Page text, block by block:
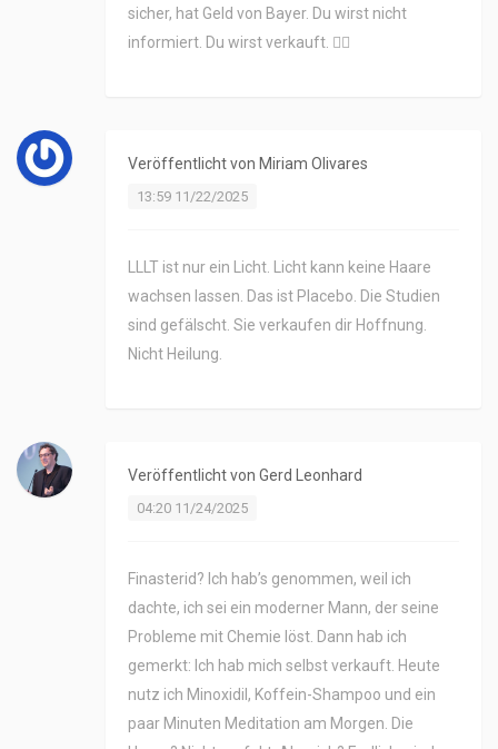
sicher, hat Geld von Bayer. Du wirst nicht
informiert. Du wirst verkauft. 🕵️‍♀️
Veröffentlicht von Miriam Olivares
13:59 11/22/2025
LLLT ist nur ein Licht. Licht kann keine Haare
wachsen lassen. Das ist Placebo. Die Studien
sind gefälscht. Sie verkaufen dir Hoffnung.
Nicht Heilung.
Veröffentlicht von Gerd Leonhard
04:20 11/24/2025
Finasterid? Ich hab’s genommen, weil ich
dachte, ich sei ein moderner Mann, der seine
Probleme mit Chemie löst. Dann hab ich
gemerkt: Ich hab mich selbst verkauft. Heute
nutz ich Minoxidil, Koffein-Shampoo und ein
paar Minuten Meditation am Morgen. Die